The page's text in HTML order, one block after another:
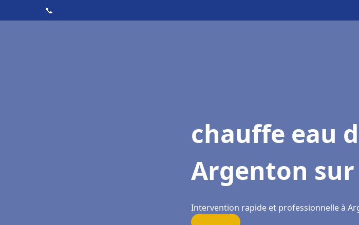
📞
chauffe eau
Argenton sur
Intervention rapide et professionnelle à